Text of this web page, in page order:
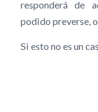
responderá de
podido preverse,
Si esto no es un